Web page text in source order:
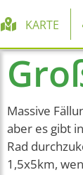
KARTE
Massive
aber es gibt
Rad
1,5x5km,